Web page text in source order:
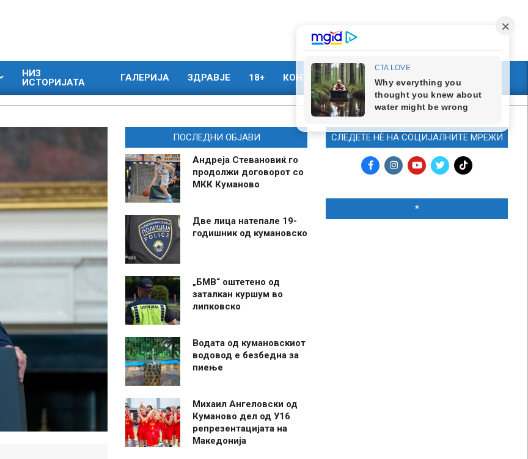
НИЗ
ИСТОРИЈАТА
ГАЛЕРИЈА ЗДРАВЈЕ 18+ КОНТАКТ МАРКЕТИНГ
ПОСЛЕДНИ ОБЈАВИ
Андреја Стевановиќ го
продолжи договорот со
МКК Куманово
Две лица натепале 19-
годишник од кумановско
„БМВ“ оштетено од
заталкан куршум во
липковско
Водата од кумановскиот
водовод е безбедна за
пиење
Михаил Ангеловски од
Куманово дел од У16
репрезентацијата на
Македонија
СЛЕДЕТЕ НЀ НА СОЦИЈАЛНИТЕ МРЕЖИ
*